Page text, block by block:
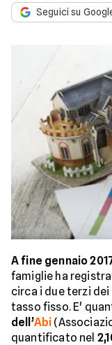
Seguici su
A fine gennaio
famiglie ha
circa i due terzi
tasso fisso. E'
dell’Abi
quantificato nel